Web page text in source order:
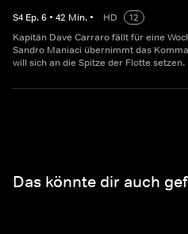
S4 Ep.6 • 42 Min. • HD
12
Kapitän Dave Carraro fällt für eine
Sandro Maniaci übernimmt das
will sich an die Spitze der Flotte setzen.
Das könnte dir auch